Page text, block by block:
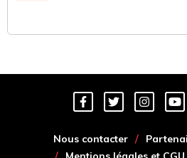
Nous contacter